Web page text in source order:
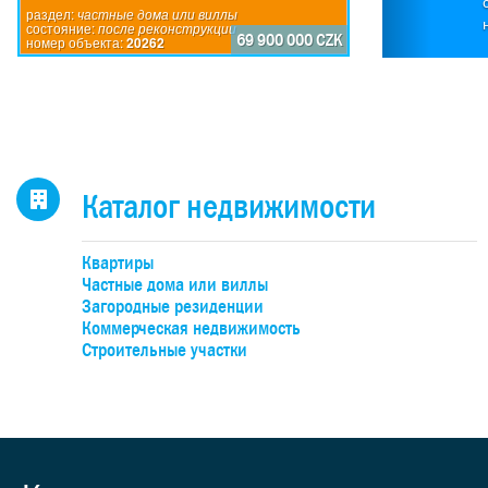
раздел:частные дома или виллы
состояние:после реконструкции
номер объекта:20262 69 900 000 CZK
Каталог недвижимости
Квартиры
Частные дома или виллы
Загородные резиденции
Коммерческая недвижимость
Строительные участки